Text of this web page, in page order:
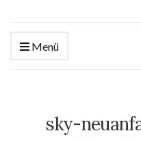
Menü
sky-